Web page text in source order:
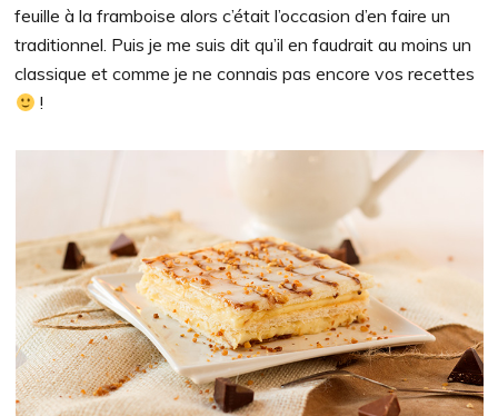
feuille à la framboise alors c’était l’occasion d’en faire un
traditionnel. Puis je me suis dit qu’il en faudrait au moins un
classique et comme je ne connais pas encore vos recettes
!